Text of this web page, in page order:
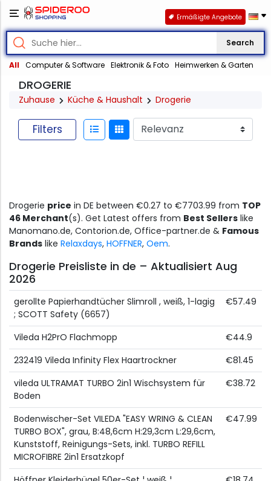
Search
All Computer & Software Elektronik & Foto Heimwerken & Garten
Ermäßigte Angebote
DROGERIE
Zuhause Küche & Haushalt Drogerie
Filters
Drogerie price in DE between €0.27 to €7703.99 from TOP
46 Merchant(s). Get Latest offers from Best Sellers like
Manomano.de, Contorion.de, Office-partner.de & Famous
Brands like Relaxdays, HOFFNER, Oem.
Drogerie Preisliste in de – Aktualisiert Aug
2026
gerollte Papierhandtücher Slimroll , weiß, 1-lagig
; SCOTT Safety (6657)
€57.49
Vileda H2PrO Flachmopp
€44.9
232419 Vileda Infinity Flex Haartrockner
€81.45
vileda ULTRAMAT TURBO 2in1 Wischsystem für
Boden
€38.72
Bodenwischer-Set VILEDA "EASY WRING & CLEAN
TURBO BOX", grau, B:48,6cm H:29,3cm L:29,6cm,
Kunststoff, Reinigungs-Sets, inkl. TURBO REFILL
MICROFIBRE 2in1 Ersatzkopf
€47.99